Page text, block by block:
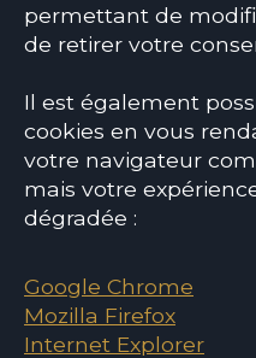
permettant de
de retirer votre
Il est également
cookies en vous
votre navigateur
mais votre
dégradée :
Google Chrome
Mozilla Firefox
Internet Explorer